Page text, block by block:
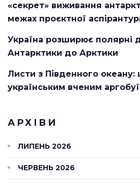
«секрет» виживання
межах проєктної
Україна розширює полярні
Антарктики до Арктики
Листи з Південного
українським вченим
АРХІВИ
ЛИПЕНЬ 2026
ЧЕРВЕНЬ 2026